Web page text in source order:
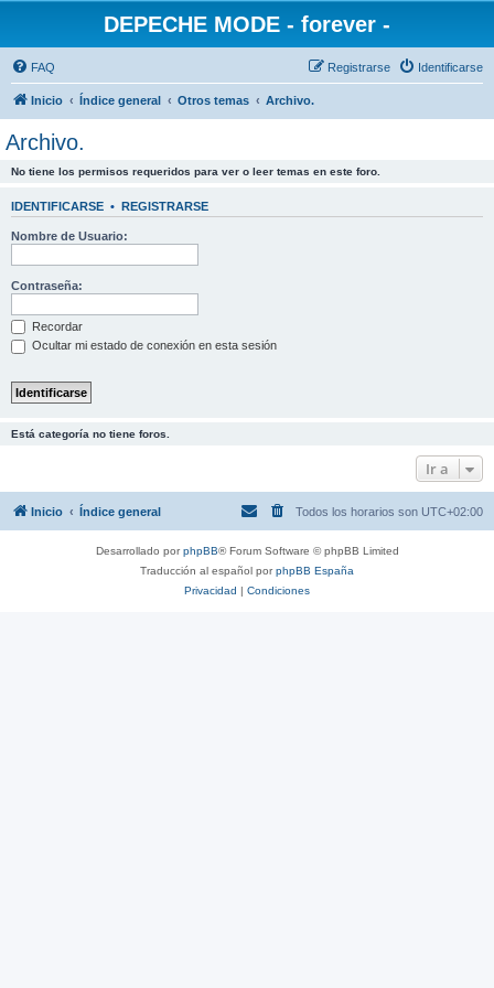
DEPECHE MODE - forever -
FAQ Identificarse
Registrarse
Inicio Índice general Otros temas Archivo.
Archivo.
No tiene los permisos requeridos para ver o leer temas en este foro.
IDENTIFICARSE • REGISTRARSE
Nombre de Usuario:
Contraseña:
Recordar
Ocultar mi estado de conexión en esta sesión
Está categoría no tiene foros.
Ir a
Inicio Índice general Todos los horarios son UTC+02:00
Desarrollado porphpBB® Forum Software © phpBB Limited
Traducción al español porphpBB España
Privacidad | Condiciones